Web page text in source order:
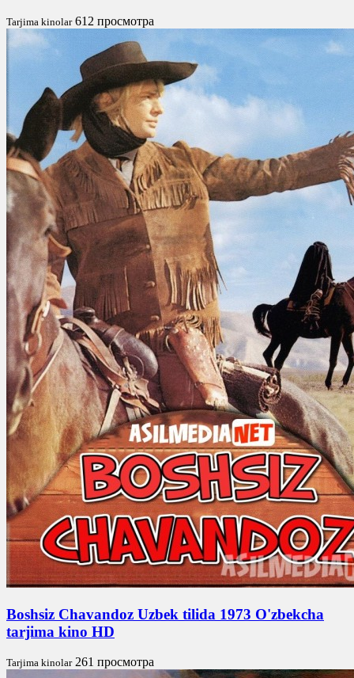
Tarjima kinolar 612 просмотра
Boshsiz Chavandoz Uzbek tilida 1973 O'zbekcha
tarjima kino HD
Tarjima kinolar 261 просмотра